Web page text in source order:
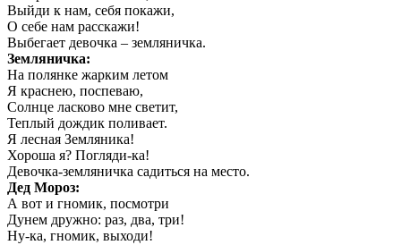
Выйди к нам, себя покажи,
О себе нам расскажи!
Выбегает девочка – земляничка.
Земляничка:
На полянке жарким летом
Я краснею, поспеваю,
Солнце ласково мне светит,
Теплый дождик поливает.
Я лесная Земляника!
Хороша я? Погляди-ка!
Девочка-земляничка садиться на место.
Дед Мороз:
А вот и гномик, посмотри
Дунем дружно: раз, два, три!
Ну-ка, гномик, выходи!